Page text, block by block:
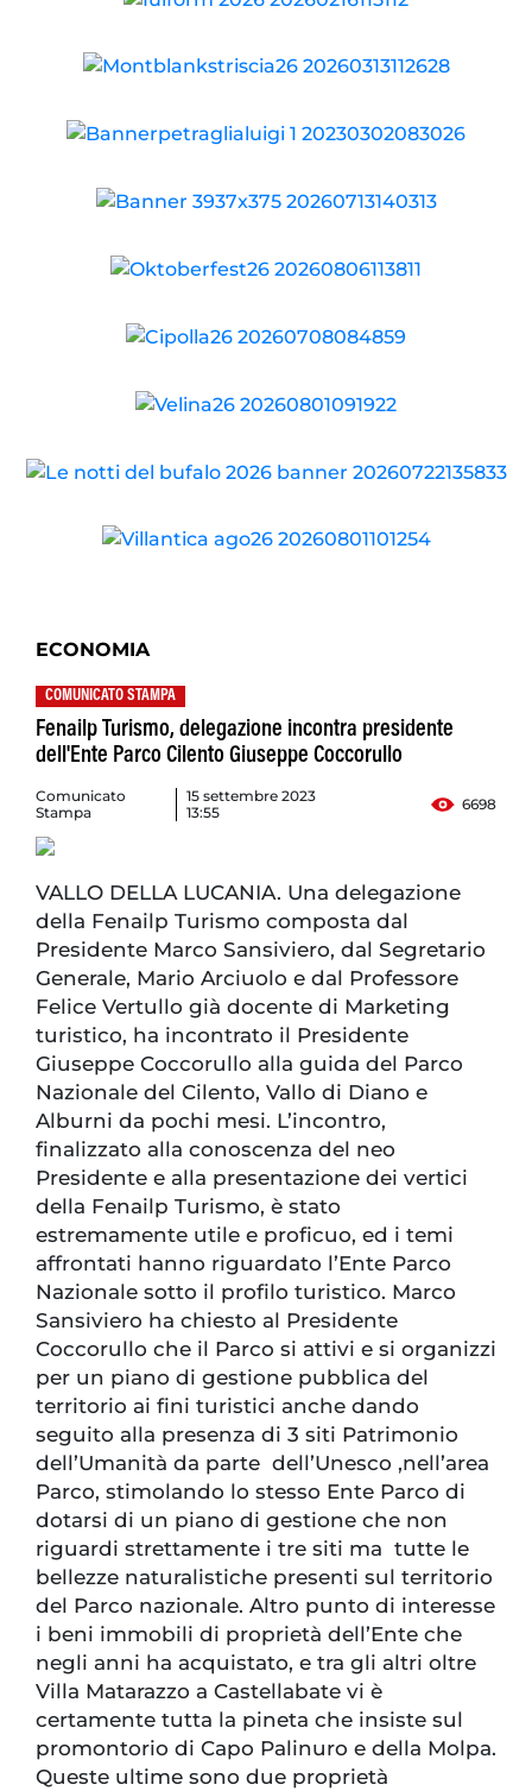
ECONOMIA
COMUNICATO STAMPA
Fenailp Turismo, delegazione incontra presidente
dell'Ente Parco Cilento Giuseppe Coccorullo
Comunicato
Stampa
15 settembre 2023
13:55
6698
VALLO DELLA LUCANIA. Una delegazione
della Fenailp Turismo composta dal
Presidente Marco Sansiviero, dal Segretario
Generale, Mario Arciuolo e dal Professore
Felice Vertullo già docente di Marketing
turistico, ha incontrato il Presidente
Giuseppe Coccorullo alla guida del Parco
Nazionale del Cilento, Vallo di Diano e
Alburni da pochi mesi. L’incontro,
finalizzato alla conoscenza del neo
Presidente e alla presentazione dei vertici
della Fenailp Turismo, è stato
estremamente utile e proficuo, ed i temi
affrontati hanno riguardato l’Ente Parco
Nazionale sotto il profilo turistico. Marco
Sansiviero ha chiesto al Presidente
Coccorullo che il Parco si attivi e si organizzi
per un piano di gestione pubblica del
territorio ai fini turistici anche dando
seguito alla presenza di 3 siti Patrimonio
dell’Umanità da parte dell’Unesco ,nell’area
Parco, stimolando lo stesso Ente Parco di
dotarsi di un piano di gestione che non
riguardi strettamente i tre siti ma tutte le
bellezze naturalistiche presenti sul territorio
del Parco nazionale. Altro punto di interesse
i beni immobili di proprietà dell’Ente che
negli anni ha acquistato, e tra gli altri oltre
Villa Matarazzo a Castellabate vi è
certamente tutta la pineta che insiste sul
promontorio di Capo Palinuro e della Molpa.
Queste ultime sono due proprietà